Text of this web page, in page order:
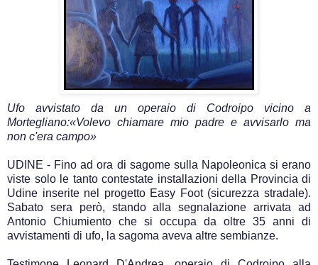
Ufo avvistato da un operaio di Codroipo vicino a
Mortegliano:«Volevo chiamare mio padre e avvisarlo ma
non c'era campo»
UDINE - Fino ad ora di sagome sulla Napoleonica si erano
viste solo le tanto contestate installazioni della Provincia di
Udine inserite nel progetto Easy Foot (sicurezza stradale).
Sabato sera però, stando alla segnalazione arrivata ad
Antonio Chiumiento che si occupa da oltre 35 anni di
avvistamenti di ufo, la sagoma aveva altre sembianze.